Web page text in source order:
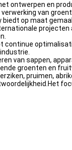
ontwerpen en
van
op maat
projecten
continue
van sappen,
groenten en
pruimen,